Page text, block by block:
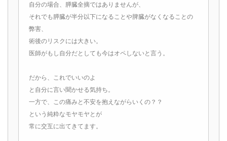
自分の場合、膵臓全摘ではありませんが、
それでも膵臓が半分以下になることや脾臓がなくなることの
弊害、
術後のリスクには大きい。
医師がもし自分だとしても今はオペしないと言う。
だから、これでいいのよ
と自分に言い聞かせる気持ち。
一方で、この痛みと不安を抱えながらいくの？？
という純粋なモヤモヤとが
常に交互に出てきてます。